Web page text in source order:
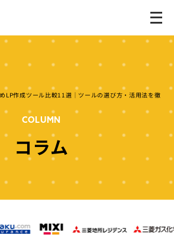
メ
ュ
開
く
LP作成ツール比較11選｜ツールの選び方・活用法を徹
COLUMN
コラム